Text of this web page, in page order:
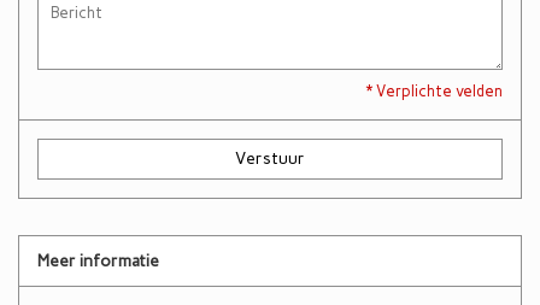
* Verplichte velden
Verstuur
Meer informatie